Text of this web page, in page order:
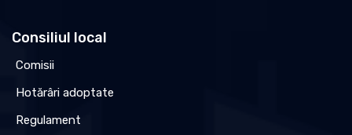
Consiliul local
Comisii
Hotărâri adoptate
Regulament